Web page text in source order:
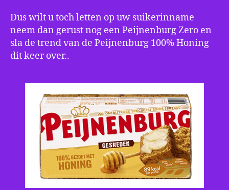
Dus wilt u toch letten op uw suikerinname
neem dan gerust nog een Peijnenburg Zero en
sla de trend van de Peijnenburg 100% Honing
dit keer over..